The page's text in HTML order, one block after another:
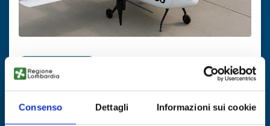
Consenso Dettagli Informazioni sui cookie
Droni VTOL e cargo dalla Turchia
ID EEN: BOTR20250603011